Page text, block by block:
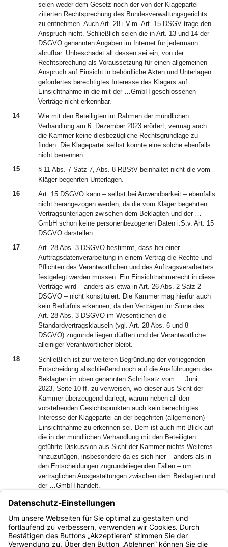
seien weder dem Gesetz noch der von der Klagepartei
zitierten Rechtsprechung des Bundesverwaltungsgerichts
zu entnehmen. Auch Art. 28 i.V.m. Art. 15 DSGV trage den
Anspruch nicht. Schließlich seien die in Art. 13 und 14 der
DSGVO genannten Angaben im Internet für jedermann
abrufbar. Unbeschadet all dessen sei ein, von der
Rechtsprechung als Voraussetzung für einen allgemeinen
Anspruch auf Einsicht in behördliche Akten und Unterlagen
gefordertes berechtigtes Interesse des Klägers auf
Einsichtnahme in die mit der …GmbH geschlossenen
Verträge nicht erkennbar.
14
Wie mit den Beteiligten im Rahmen der mündlichen
Verhandlung am 6. Dezember 2023 erörtert, vermag auch
die Kammer keine diesbezügliche Rechtsgrundlage zu
finden. Die Klagepartei selbst konnte eine solche ebenfalls
nicht benennen.
15
§ 11 Abs. 7 Satz 7, Abs. 8 RBStV beinhaltet nicht die vom
Kläger begehrten Unterlagen.
16
Art. 15 DSGVO kann – selbst bei Anwendbarkeit – ebenfalls
nicht herangezogen werden, da die vom Kläger begehrten
Vertragsunterlagen zwischen dem Beklagten und der …
GmbH schon keine personenbezogenen Daten i.S.v. Art. 15
DSGVO darstellen.
17
Art. 28 Abs. 3 DSGVO bestimmt, dass bei einer
Auftragsdatenverarbeitung in einem Vertrag die Rechte und
Pflichten des Verantwortlichen und des Auftragsverarbeiters
festgelegt werden müssen. Ein Einsichtnahmerecht in diese
Verträge wird – anders als etwa in Art. 26 Abs. 2 Satz 2
DSGVO – nicht konstituiert. Die Kammer mag hierfür auch
kein Bedürfnis erkennen, da den Verträgen im Sinne des
Art. 28 Abs. 3 DSGVO im Wesentlichen die
Standardvertragsklauseln (vgl. Art. 28 Abs. 6 und 8
DSGVO) zugrunde liegen dürften und der Verantwortliche
alleiniger Verantwortlicher bleibt.
18
Schließlich ist zur weiteren Begründung der vorliegenden
Entscheidung abschließend noch auf die Ausführungen des
Beklagten im oben genannten Schriftsatz vom … Juni
2023, Seite 10 ff. zu verweisen, wo dieser aus Sicht der
Kammer überzeugend darlegt, warum neben all den
vorstehenden Gesichtspunkten auch kein berechtigtes
Interesse der Klagepartei an der begehrten (allgemeinen)
Einsichtnahme zu erkennen sei. Dem ist auch mit Blick auf
die in der mündlichen Verhandlung mit den Beteiligten
geführte Diskussion aus Sicht der Kammer nichts Weiteres
hinzuzufügen, insbesondere da es sich hier – anders als in
den Entscheidungen zugrundeliegenden Fällen – um
vertraglichen Ausgestaltungen zwischen dem Beklagten und
der …GmbH handelt.
19
2. Die Kostenentscheidung beruht auf § 154 Abs. 1 VwGO.
Der Ausspruch über die vorläufige Vollstreckbarkeit der
Kostenentscheidung hat seine Rechtsgrundlage in § 167
VwGO i.Vm. § 708 ff. ZPO.